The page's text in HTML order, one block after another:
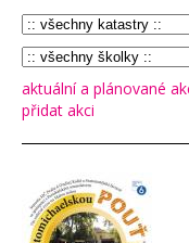
aktuální a plánované
přidat akci